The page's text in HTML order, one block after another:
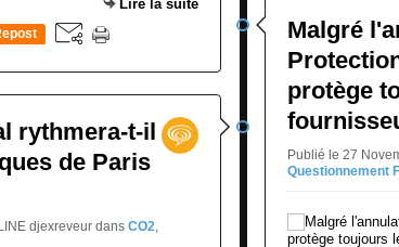
Lire la suite
rythmera-t-il
de Paris
djexreveur dans CO2,
Malgré
protège
Publié le 27
Questionnement